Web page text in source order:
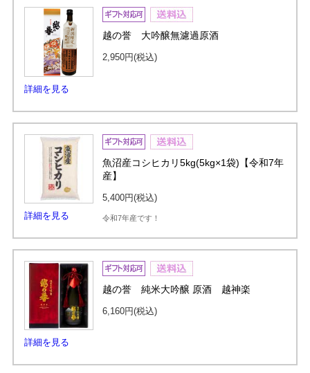
詳細を見る
越の誉 大吟醸無濾過原酒
2,950円(税込)
詳細を見る
魚沼産コシヒカリ5kg(5kg×1袋)【令和7年
産】
5,400円(税込)
令和7年産です！
詳細を見る
越の誉 純米大吟醸 原酒 越神楽
6,160円(税込)